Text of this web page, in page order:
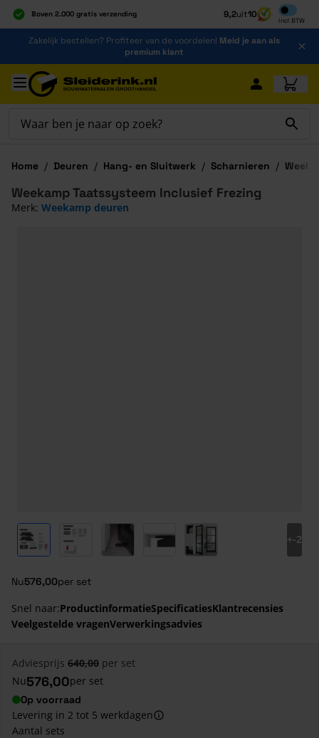
Boven 2.000 gratis verzending
Al 40 jaar dé specialist
Alles onder één dak
9,2uit10
Incl BTW
Inclusief
Ga naar de inhoud
Zakelijk bestellen? Profiteer van de voordelen! Meld je aan als
premium klant
Ga naar hoofdinhoud
Home / Deuren / Hang- en Sluitwerk / Scharnieren /
View larger image View larger imageView larger imageView larger image
+-2
Nu576,00per set
Weekamp Taatssysteem Inclusief Frezing
Merk: Weekamp deuren
Snel naar:ProductinformatieSpecificatiesKlantrecensies
Veelgestelde vragenVerwerkingsadvies
Adviesprijs 640,00 per set
Nu576,00per set
Op voorraad
Levering in 2 tot 5 werkdagen
Aantal sets